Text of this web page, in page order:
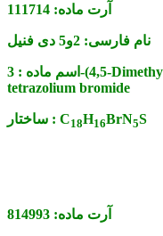
آرت ماده: 111714
نام فارسی: 2و5 دی فنیل
اسم ماده : 3-(4,5-Dimethyl-2-thiazolyl)-2,5-diphenyl-2H-
tetrazolium bromide
ساختار : C18H16BrN5S
آرت ماده: 814993